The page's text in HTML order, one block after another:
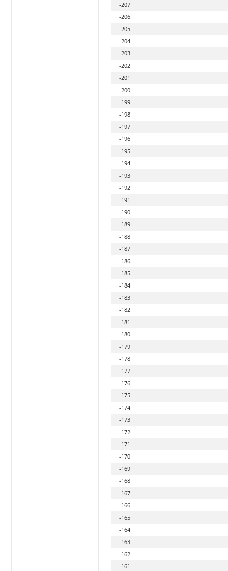
-207
-206
-205
-204
-203
-202
-201
-200
-199
-198
-197
-196
-195
-194
-193
-192
-191
-190
-189
-188
-187
-186
-185
-184
-183
-182
-181
-180
-179
-178
-177
-176
-175
-174
-173
-172
-171
-170
-169
-168
-167
-166
-165
-164
-163
-162
-161